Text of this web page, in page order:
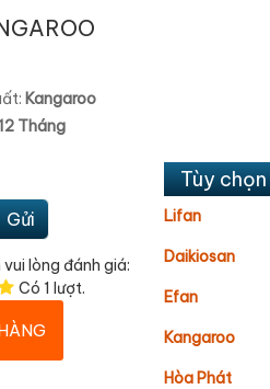
Kangaroo
Tháng
Gửi
lòng đánh giá:
Có 1 lượt.
Tùy
Lifan
Daikiosan
Efan
Kangaroo
Hòa Phát